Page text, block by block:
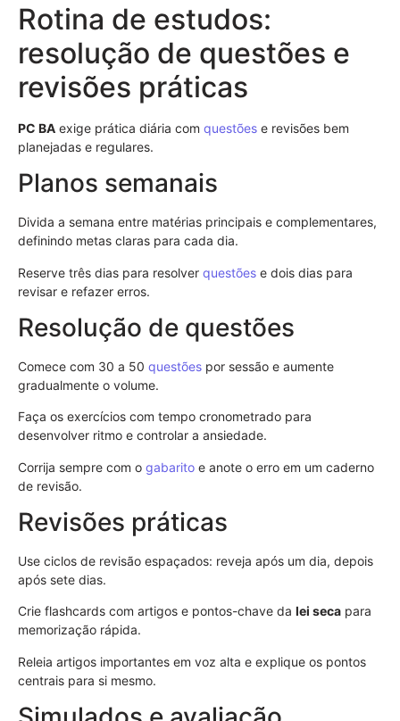
Rotina de estudos:
resolução de questões e
revisões práticas
PC BA exige prática diária com questões e revisões bem
planejadas e regulares.
Planos semanais
Divida a semana entre matérias principais e complementares,
definindo metas claras para cada dia.
Reserve três dias para resolver questões e dois dias para
revisar e refazer erros.
Resolução de questões
Comece com 30 a 50 questões por sessão e aumente
gradualmente o volume.
Faça os exercícios com tempo cronometrado para
desenvolver ritmo e controlar a ansiedade.
Corrija sempre com o gabarito e anote o erro em um caderno
de revisão.
Revisões práticas
Use ciclos de revisão espaçados: reveja após um dia, depois
após sete dias.
Crie flashcards com artigos e pontos-chave da lei seca para
memorização rápida.
Releia artigos importantes em voz alta e explique os pontos
centrais para si mesmo.